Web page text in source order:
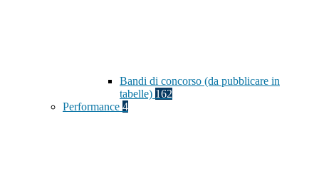
Bandi di concorso (da pubblicare in
tabelle) 162
Performance 4